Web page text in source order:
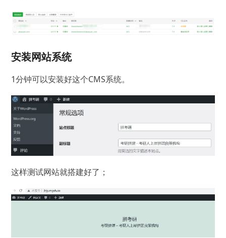
安装网站系统
1分钟可以安装好这个CMS系统。
这样测试网站就搭建好了；